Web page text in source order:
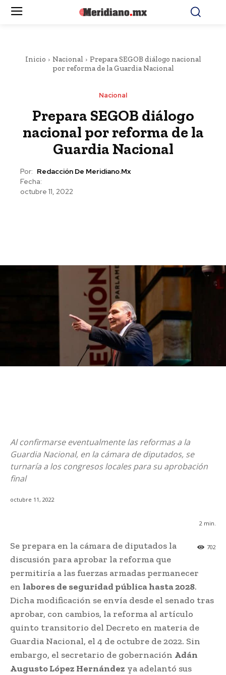
Inicio Nacional
Prepara SEGOB diálogo nacional
por reforma de la Guardia Nacional
Nacional
Prepara SEGOB diálogo
nacional por reforma de la
Guardia Nacional
Por: Redacción De Meridiano.mx
Fecha:
octubre 11, 2022
Al confirmarse eventualmente las reformas a la
Guardia Nacional, en la cámara de diputados, se
turnaría a los congresos locales para su aprobación
final
octubre 11, 2022
2 min.
702
Se prepara en la cámara de diputados la
discusión para aprobar la reforma que
permitiría a las fuerzas armadas permanecer
en labores de seguridad pública hasta 2028.
Dicha modificación se envía desde el senado tras
aprobar, con cambios, la reforma al artículo
quinto transitorio del Decreto en materia de
Guardia Nacional, el 4 de octubre de 2022. Sin
embargo, el secretario de gobernación Adán
Augusto López Hernández ya adelantó sus